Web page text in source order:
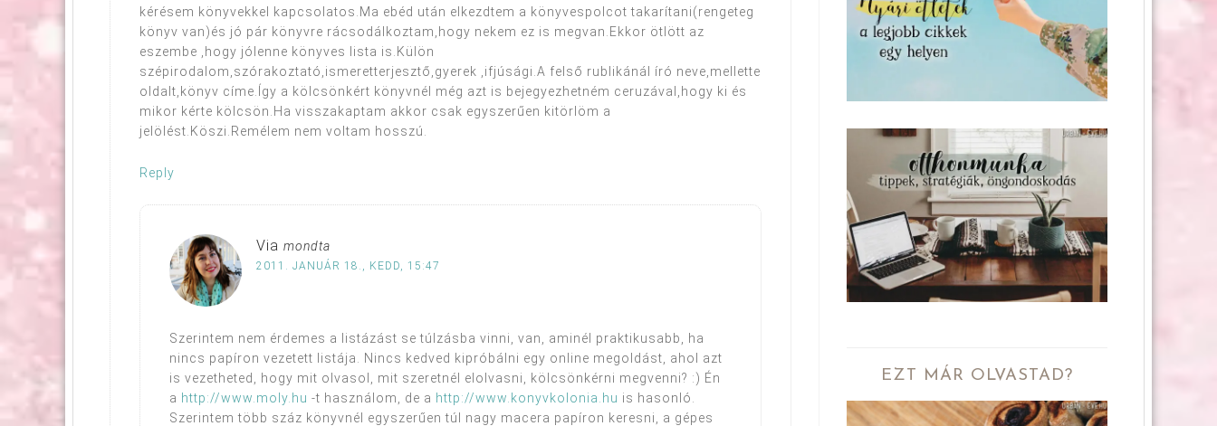
kérésem könyvekkel kapcsolatos.Ma ebéd után elkezdtem a könyvespolcot takarítani(rengeteg
könyv van)és jó pár könyvre rácsodálkoztam,hogy nekem ez is megvan.Ekkor ötlött az
eszembe ,hogy jólenne könyves lista is.Külön
szépirodalom,szórakoztató,ismeretterjesztő,gyerek ,ifjúsági.A felső rublikánál író neve,mellette
oldalt,könyv címe.Így a kölcsönkért könyvnél még azt is bejegyezhetném ceruzával,hogy ki és
mikor kérte kölcsön.Ha visszakaptam akkor csak egyszerűen kitörlöm a
jelölést.Köszi.Remélem nem voltam hosszú.
Reply
Via mondta
2011. JANUÁR 18., KEDD, 15:47
Szerintem nem érdemes a listázást se túlzásba vinni, van, aminél praktikusabb, ha
nincs papíron vezetett listája. Nincs kedved kipróbálni egy online megoldást, ahol azt
is vezetheted, hogy mit olvasol, mit szeretnél elolvasni, kölcsönkérni megvenni? :) Én
a http://www.moly.hu -t használom, de a http://www.konyvkolonia.hu is hasonló.
Szerintem több száz könyvnél egyszerűen túl nagy macera papíron keresni, a gépes
EZT MÁR OLVASTAD?